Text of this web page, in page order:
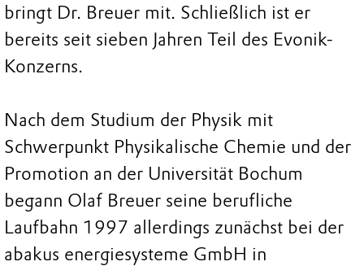
bringt Dr. Breuer mit. Schließlich ist er
bereits seit sieben Jahren Teil des Evonik-
Konzerns.
Nach dem Studium der Physik mit
Schwerpunkt Physikalische Chemie und der
Promotion an der Universität Bochum
begann Olaf Breuer seine berufliche
Laufbahn 1997 allerdings zunächst bei der
abakus energiesysteme GmbH in